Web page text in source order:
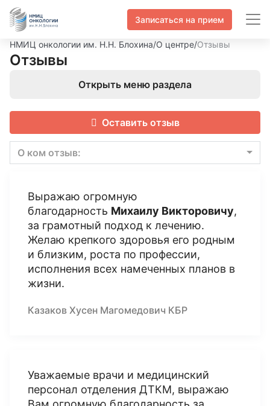
Записаться на прием
НМИЦ онкологии им. Н.Н. Блохина/О центре/Отзывы
Отзывы
Открыть меню раздела
Оставить отзыв
О ком отзыв:
Выражаю огромную
благодарность Михаилу Викторовичу,
за грамотный подход к лечению.
Желаю крепкого здоровья его родным
и близким, роста по профессии,
исполнения всех намеченных планов в
жизни.
Казаков Хусен Магомедович КБР
Уважаемые врачи и медицинский
персонал отделения ДТКМ, выражаю